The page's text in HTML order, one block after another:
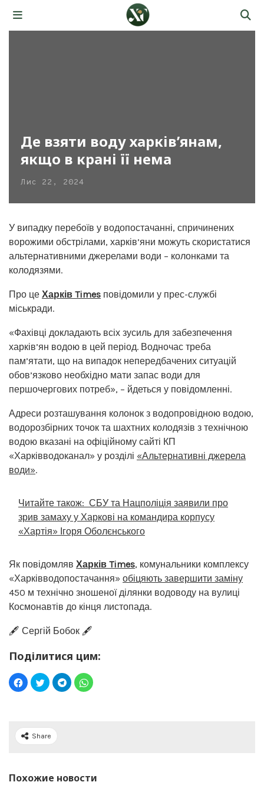
Де взяти воду харків’янам,
якщо в крані її нема
Лис 22, 2024
У випадку перебоїв у водопостачанні, спричинених
ворожими обстрілами, харків’яни можуть скористатися
альтернативними джерелами води – колонками та
колодязями.
Про це Харків Times повідомили у прес-службі
міськради.
«Фахівці докладають всіх зусиль для забезпечення
харків’ян водою в цей період. Водночас треба
пам’ятати, що на випадок непередбачених ситуацій
обов’язково необхідно мати запас води для
першочергових потреб», – йдеться у повідомленні.
Адреси розташування колонок з водопровідною водою,
водорозбірних точок та шахтних колодязів з технічною
водою вказані на офіційному сайті КП
«Харківводоканал» у розділі «Альтернативні джерела
води».
Читайте також: СБУ та Нацполіція заявили про
зрив замаху у Харкові на командира корпусу
«Хартія» Ігоря Оболєнського
Як повідомляв Харків Times, комунальники комплексу
«Харківводопостачання» обіцяють завершити заміну
450 м технічно зношеної ділянки водоводу на вулиці
Космонавтів до кінця листопада.
🖋️ Сергій Бобок 🖋️
Поділитися цим:
Share
Похожие новости